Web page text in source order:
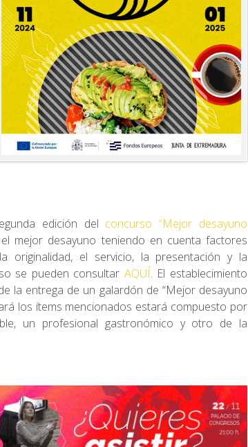
edición del concurso “Mejor desayuno
mejor desayuno teniendo en cuenta factores
el servicio, la presentación y la
se pueden consultar AQUÍ. El establecimiento
la entrega de un galardón de “Mejor desayuno
los ítems mencionados estará compuesto por
un profesional gastronómico y otro de la